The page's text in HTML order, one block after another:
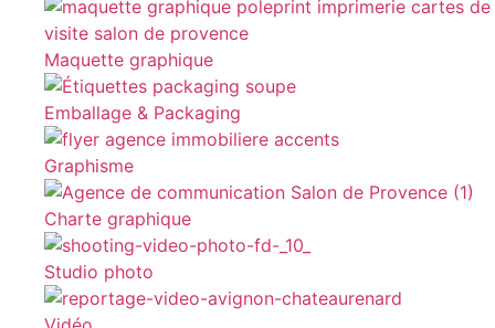
Maquette graphique
Emballage & Packaging
Graphisme
Charte graphique
Studio photo